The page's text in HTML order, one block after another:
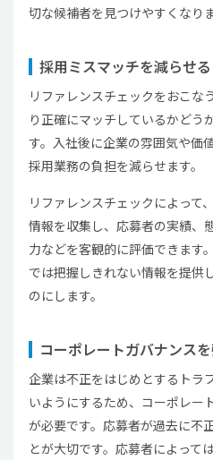
切な候補者を見つけやすくなりま
採用ミスマッチを減らせる
リファレンスチェックをおこな
り正確にマッチしているかどう
す。入社後に企業の雰囲気や価
採用業務の負担を減らせます。
リファレンスチェックによって
情報を収集し、応募者の実績、
力などを客観的に評価できます
では把握しきれない情報を提供
のにします。
コーポレートガバナンス
企業は不正をはじめとするトラ
いようにするため、コーポレー
が必要です。応募者が過去に不
とが大切です。応募者によって